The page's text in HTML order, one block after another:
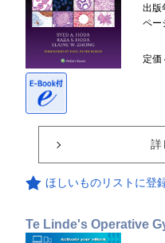
出版
ペー
定価
詳
ほしいものリストに登
Te Linde's Operative